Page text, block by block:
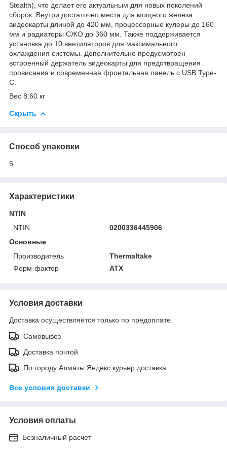
Stealth), что делает его актуальным для новых поколений
сборок. Внутри достаточно места для мощного железа:
видеокарты длиной до 420 мм, процессорные кулеры до 160
мм и радиаторы СЖО до 360 мм. Также поддерживается
установка до 10 вентиляторов для максимального
охлаждения системы. Дополнительно предусмотрен
встроенный держатель видеокарты для предотвращения
провисания и современная фронтальная панель с USB Type-
C.
Вес 8.60 кг
Скрыть
Способ упаковки
5
Характеристики
NTIN
NTIN
0200336445906
Основные
Производитель
Thermaltake
Форм-фактор
ATX
Условия доставки
Доставка осуществляется только по предоплате.
Самовывоз
Доставка почтой
По городу Алматы Яндекс курьер доставка
Все условия доставки
Условия оплаты
Безналичный расчет